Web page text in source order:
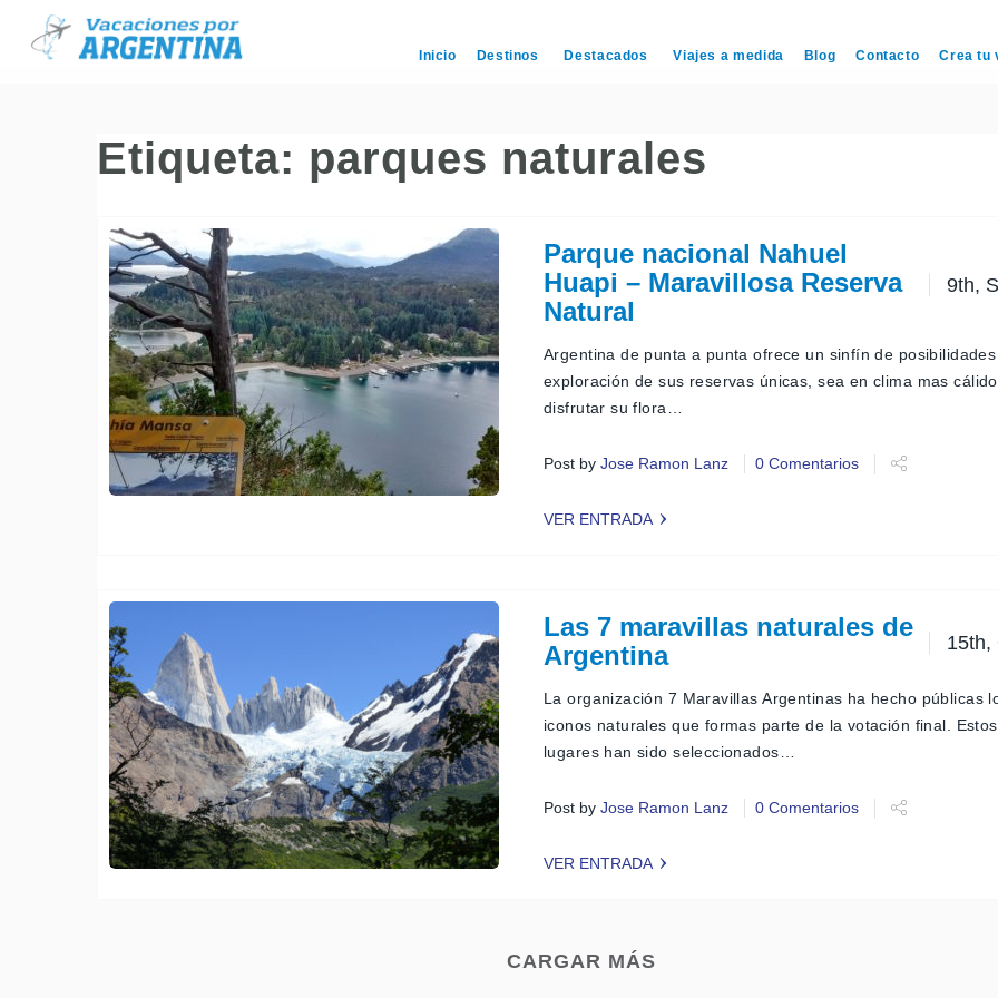
Inicio Destinos Destacados Viajes a medida Blog Contacto Crea tu
Etiqueta: parques naturales
Parque nacional Nahuel
Huapi – Maravillosa Reserva
Natural
9th,
Argentina de punta a punta ofrece un sinfín de
exploración de sus reservas únicas, sea en clima mas
disfrutar su flora…
Post by Jose Ramon Lanz 0 Comentarios
VER ENTRADA
Las 7 maravillas naturales de
Argentina
15th,
La organización 7 Maravillas Argentinas ha hecho públicas
iconos naturales que formas parte de la votación final.
lugares han sido seleccionados…
Post by Jose Ramon Lanz 0 Comentarios
VER ENTRADA
CARGAR MÁS